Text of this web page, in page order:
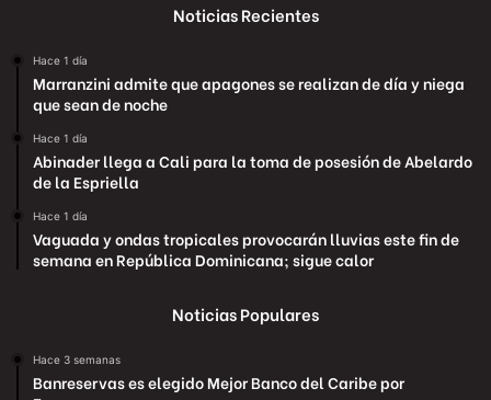
Noticias Recientes
Hace 1 día
Marranzini admite que apagones se realizan de día y niega
que sean de noche
Hace 1 día
Abinader llega a Cali para la toma de posesión de Abelardo
de la Espriella
Hace 1 día
Vaguada y ondas tropicales provocarán lluvias este fin de
semana en República Dominicana; sigue calor
Noticias Populares
Hace 3 semanas
Banreservas es elegido Mejor Banco del Caribe por